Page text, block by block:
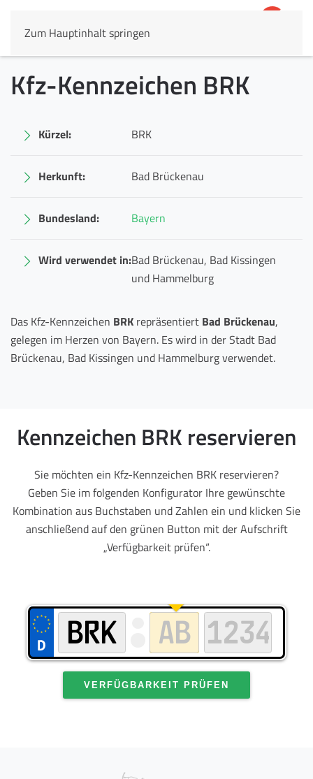
Zum Hauptinhalt springen
Kfz-Kennzeichen BRK
Kürzel: BRK
Herkunft: Bad Brückenau
Bundesland: Bayern
Wird verwendet in:Bad Brückenau, Bad Kissingen
und Hammelburg
Das Kfz-Kennzeichen BRK repräsentiert Bad Brückenau,
gelegen im Herzen von Bayern. Es wird in der Stadt Bad
Brückenau, Bad Kissingen und Hammelburg verwendet.
Kennzeichen BRK reservieren
Sie möchten ein Kfz-Kennzeichen BRK reservieren?
Geben Sie im folgenden Konfigurator Ihre gewünschte
Kombination aus Buchstaben und Zahlen ein und klicken Sie
anschließend auf den grünen Button mit der Aufschrift
„Verfügbarkeit prüfen“.
VERFÜGBARKEIT PRÜFEN